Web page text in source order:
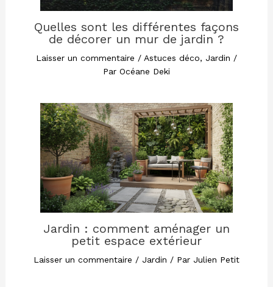
Quelles sont les différentes façons
de décorer un mur de jardin ?
Laisser un commentaire / Astuces déco, Jardin /
Par Océane Deki
Jardin : comment aménager un
petit espace extérieur
Laisser un commentaire / Jardin / Par Julien Petit